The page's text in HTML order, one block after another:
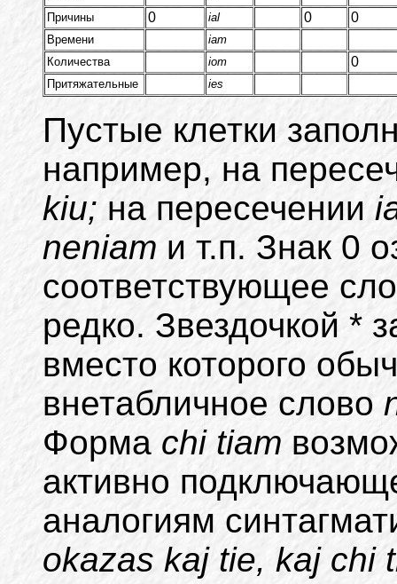
Причины
0 ial 0 0
Времени
iam
Количества
iom 0
Притяжательные ies
Пустые клетки
например, на
kiu; на пересечении
neniam и т.п. Знак 0
соответствующее
редко. Звездочкой *
вместо которого
внетабличное слово
Форма chi tiam
активно
аналогиям
okazas kaj tie, kaj chi